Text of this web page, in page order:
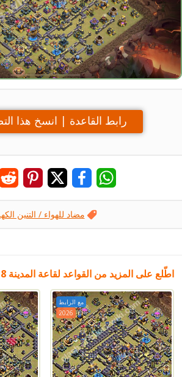
رابط القاعدة | انسخ هذا
مضاد للهواء / التنين
اطّلع على المزيد من القواعد لقاعة المدينة 18
مع الرابط
2026